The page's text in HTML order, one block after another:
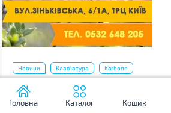
Новини Клавіатура Karbonn
Відкриття нового магазину Brain в
Головна Каталог Кошик